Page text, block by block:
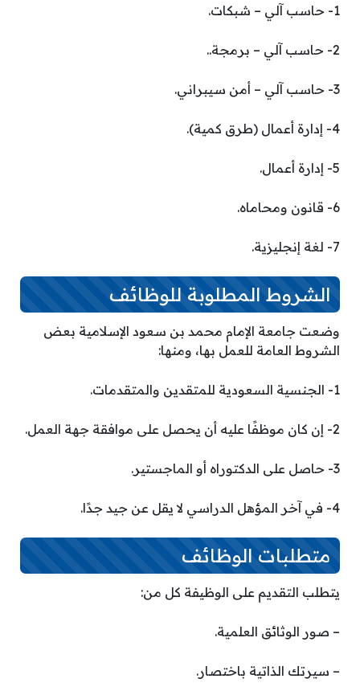
1- حاسب آلي – شبكات.
2- حاسب آلي – برمجة..
3- حاسب آلي – أمن سيبراني.
4- إدارة أعمال (طرق كمية).
5- إدارة أعمال.
6- قانون ومحاماه.
7- لغة إنجليزية.
الشروط المطلوبة للوظائف
وضعت جامعة الإمام محمد بن سعود الإسلامية بعض
الشروط العامة للعمل بها، ومنها:
1- الجنسية السعودية للمتقدين والمتقدمات.
2- إن كان موظفًا عليه أن يحصل على موافقة جهة العمل.
3- حاصل على الدكتوراه أو الماجستير.
4- في آخر المؤهل الدراسي لا يقل عن جيد جدًا.
متطلبات الوظائف
يتطلب التقديم على الوظيفة كل من:
– صور الوثائق العلمية.
– سيرتك الذاتية باختصار.